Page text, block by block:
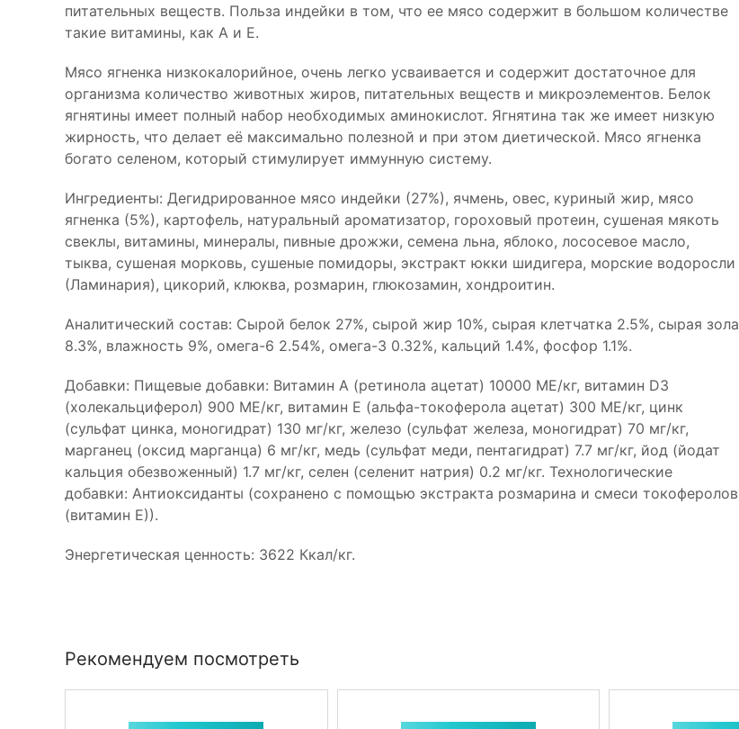
питательных веществ. Польза индейки в том, что ее мясо содержит в большом количестве
такие витамины, как А и Е.
Мясо ягненка низкокалорийное, очень легко усваивается и содержит достаточное для
организма количество животных жиров, питательных веществ и микроэлементов. Белок
ягнятины имеет полный набор необходимых аминокислот. Ягнятина так же имеет низкую
жирность, что делает её максимально полезной и при этом диетической. Мясо ягненка
богато селеном, который стимулирует иммунную систему.
Ингредиенты: Дегидрированное мясо индейки (27%), ячмень, овес, куриный жир, мясо
ягненка (5%), картофель, натуральный ароматизатор, гороховый протеин, сушеная мякоть
свеклы, витамины, минералы, пивные дрожжи, семена льна, яблоко, лососевое масло,
тыква, сушеная морковь, сушеные помидоры, экстракт юкки шидигера, морские водоросли
(Ламинария), цикорий, клюква, розмарин, глюкозамин, хондроитин.
Аналитический состав: Сырой белок 27%, сырой жир 10%, сырая клетчатка 2.5%, сырая зола
8.3%, влажность 9%, омега-6 2.54%, омега-3 0.32%, кальций 1.4%, фосфор 1.1%.
Добавки: Пищевые добавки: Витамин А (ретинола ацетат) 10000 МЕ/кг, витамин D3
(холекальциферол) 900 МЕ/кг, витамин Е (альфа-токоферола ацетат) 300 МЕ/кг, цинк
(сульфат цинка, моногидрат) 130 мг/кг, железо (сульфат железа, моногидрат) 70 мг/кг,
марганец (оксид марганца) 6 мг/кг, медь (сульфат меди, пентагидрат) 7.7 мг/кг, йод (йодат
кальция обезвоженный) 1.7 мг/кг, селен (селенит натрия) 0.2 мг/кг. Технологические
добавки: Антиоксиданты (сохранено с помощью экстракта розмарина и смеси токоферолов
(витамин Е)).
Энергетическая ценность: 3622 Ккал/кг.
Рекомендуем посмотреть